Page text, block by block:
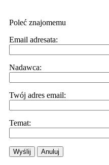
Poleć znajomemu
Email adresata:
Nadawca:
Twój adres email:
Temat:
Wyślij Anuluj